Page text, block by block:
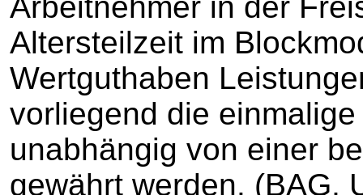
Altersteilzeit im
Wertguthaben
vorliegend die
unabhängig von einer
gewährt werden. (BAG,